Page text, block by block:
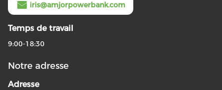
iris@amjorpowerbank.com
Temps de travail
9:00-18:30
Notre adresse
Adresse